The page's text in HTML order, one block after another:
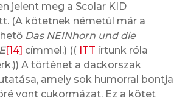
jelent meg a Scolar KID
(A kötetnek németül már a
Das NEINhorn und die
[14] címmel.) (( ITT írtunk róla
A történet a dackorszak
amely sok humorral bontja
vont cukormázat. Ez a kötet